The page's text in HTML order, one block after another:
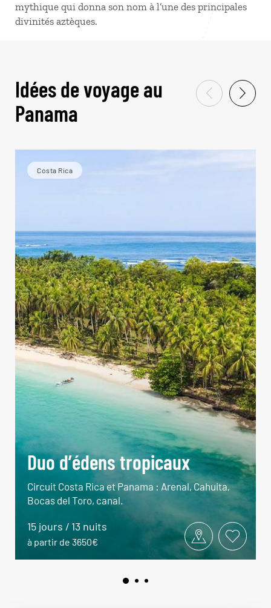
mythique qui donna son nom à l’une des principales
divinités aztèques.
Idées de voyage au
Panama
Costa Rica
Duo d’édens tropicaux
Circuit Costa Rica et Panama : Arenal, Cahuita,
Bocas del Toro, canal.
15 jours / 13 nuits
à partir de 3650€